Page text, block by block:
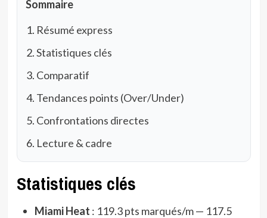
Sommaire
Résumé express
Statistiques clés
Comparatif
Tendances points (Over/Under)
Confrontations directes
Lecture & cadre
Statistiques clés
Miami Heat : 119.3 pts marqués/m — 117.5